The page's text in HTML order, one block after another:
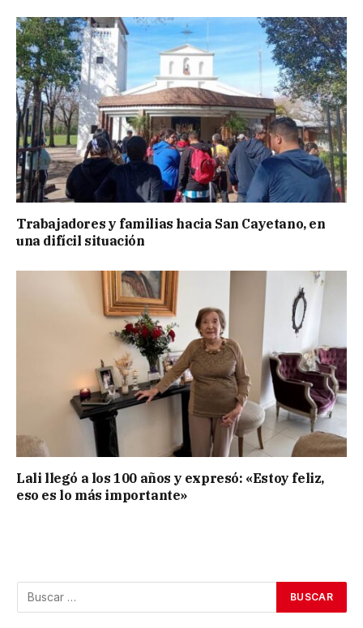
Trabajadores y familias hacia San Cayetano, en
una difícil situación
Lali llegó a los 100 años y expresó: «Estoy feliz,
eso es lo más importante»